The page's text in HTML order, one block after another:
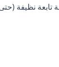
تابعة نظيفة